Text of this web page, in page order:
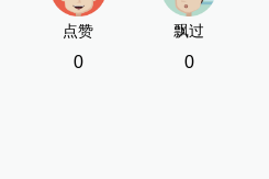
点赞
0
飘过
0